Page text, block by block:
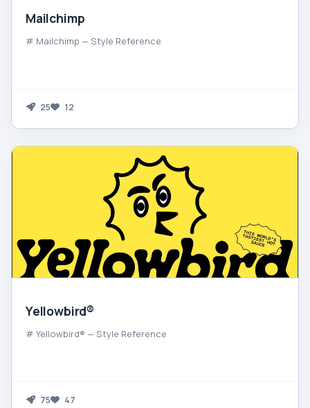
Mailchimp
# Mailchimp — Style Reference
25 12
Yellowbird®
# Yellowbird® — Style Reference
75 47